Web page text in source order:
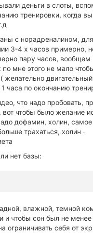
деньги в слоты,
тренировки, когда
с норадреналином,
3-4 х часов примерно,
пару часов, вообщем
по мне этого не мало
желательно
1 часа по окончанию
что надо пробовать,
чтобы было желание
дофамин, холин, самое
трахаться, холин -
нет базы:
влажной, темной
и чтобы сон был не
ограничивать себя от